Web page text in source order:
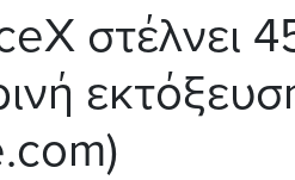
στέλνει